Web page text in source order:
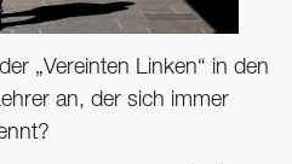
„Vereinten Linken“ in den
an, der sich immer